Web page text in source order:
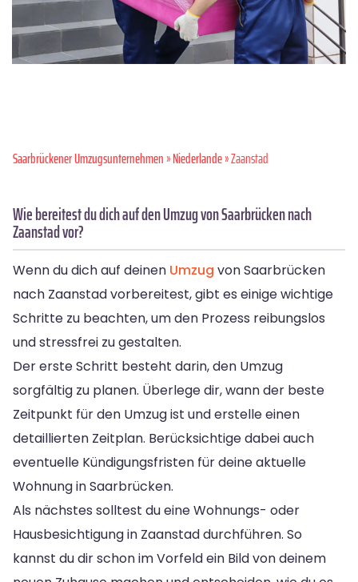
Saarbrückener Umzugsunternehmen»Niederlande» Zaanstad
Wie bereitest du dich auf den Umzug von Saarbrücken nach
Zaanstad vor?
Wenn du dich auf deinen Umzug von Saarbrücken
nach Zaanstad vorbereitest, gibt es einige wichtige
Schritte zu beachten, um den Prozess reibungslos
und stressfrei zu gestalten.
Der erste Schritt besteht darin, den Umzug
sorgfältig zu planen. Überlege dir, wann der beste
Zeitpunkt für den Umzug ist und erstelle einen
detaillierten Zeitplan. Berücksichtige dabei auch
eventuelle Kündigungsfristen für deine aktuelle
Wohnung in Saarbrücken.
Als nächstes solltest du eine Wohnungs- oder
Hausbesichtigung in Zaanstad durchführen. So
kannst du dir schon im Vorfeld ein Bild von deinem